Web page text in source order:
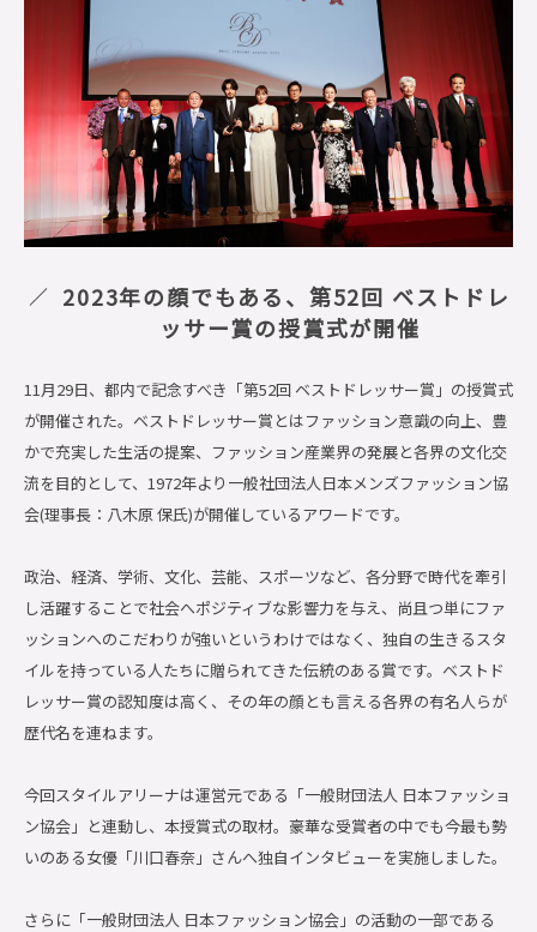
2023年の顔でもある、第52回 ベストドレ
ッサー賞の授賞式が開催
11月29日、都内で記念すべき「第52回 ベストドレッサー賞」の授賞式
が開催された。ベストドレッサー賞とはファッション意識の向上、豊
かで充実した生活の提案、ファッション産業界の発展と各界の文化交
流を目的として、1972年より一般社団法人日本メンズファッション協
会(理事長：八木原 保氏)が開催しているアワードです。
政治、経済、学術、文化、芸能、スポーツなど、各分野で時代を牽引
し活躍することで社会へポジティブな影響力を与え、尚且つ単にファ
ッションへのこだわりが強いというわけではなく、独自の生きるスタ
イルを持っている人たちに贈られてきた伝統のある賞です。ベストド
レッサー賞の認知度は高く、その年の顔とも言える各界の有名人らが
歴代名を連ねます。
今回スタイルアリーナは運営元である「一般財団法人 日本ファッショ
ン協会」と連動し、本授賞式の取材。豪華な受賞者の中でも今最も勢
いのある女優「川口春奈」さんへ独自インタビューを実施しました。
さらに「一般財団法人 日本ファッション協会」の活動の一部である